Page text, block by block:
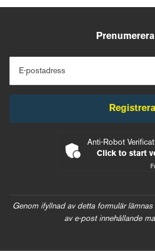
Prenumerera
E-postadress
Registrera
Anti-Robot
Click to start
Genom ifyllnad av detta formulär
av e-post innehållande